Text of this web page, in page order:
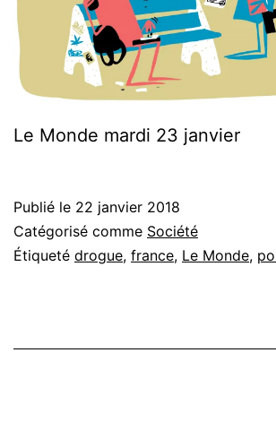
Le Monde mardi 23 janvier
Publié le 22 janvier 2018
Catégorisé comme Société
Étiqueté drogue, france, Le Monde,